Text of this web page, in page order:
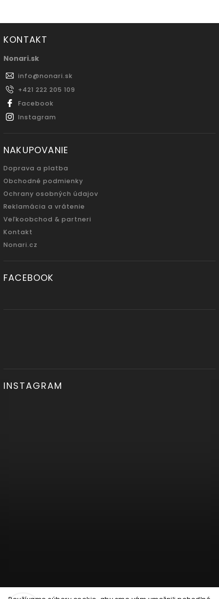
KONTAKT
Nonari.sk
info@nonari.sk
+421 222 205 109
Facebook
Instagram
NAKUPOVANIE
Doprava a platba
Obchodné podmienky
Ochrany osobných údajov
Reklamácia a vrátenie
Veľkoobchod & partneri
Kontakt
Nonari.cz
FACEBOOK
INSTAGRAM